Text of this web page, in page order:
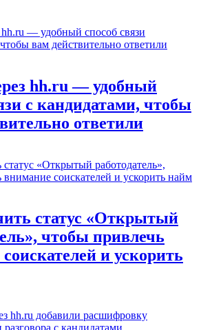
hh.ru — удобный
с кандидатами, чтобы
ответили
статус «Открытый
чтобы привлечь
и ускорить